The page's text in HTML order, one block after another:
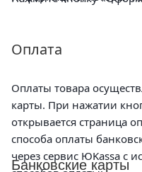
Оплата
Оплаты товара
карты. При нажатии
открывается страница
способа оплаты
через сервис ЮKassa с
Банковские карты